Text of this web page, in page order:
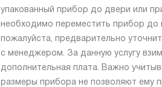
упакованный прибор до двери или
необходимо переместить прибор до
пожалуйста, предварительно
с менеджером. За данную услугу
дополнительная плата. Важно
размеры прибора не позволяют ему